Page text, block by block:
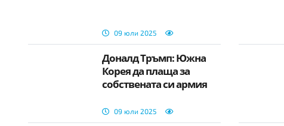
09 юли 2025
Доналд Тръмп: Южна
Корея да плаща за
собствената си армия
09 юли 2025